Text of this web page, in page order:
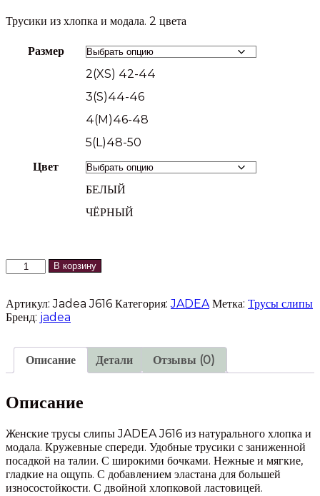
Трусики из хлопка и модала. 2 цвета
Размер
2(XS) 42-44
3(S)44-46
4(M)46-48
5(L)48-50
Цвет
БЕЛЫЙ
ЧЁРНЫЙ
Количество
слипы
JADEA
В корзину
Артикул:Jadea J616 Категория:JADEA Метка: Трусы слипы
Бренд: jadea
Описание Детали Отзывы (0)
Описание
Женские трусы слипы JADEA J616 из натурального хлопка и
модала. Кружевные спереди. Удобные трусики с заниженной
посадкой на талии. С широкими бочками. Нежные и мягкие,
гладкие на ощупь. С добавлением эластана для большей
износостойкости. С двойной хлопковой ластовицей.